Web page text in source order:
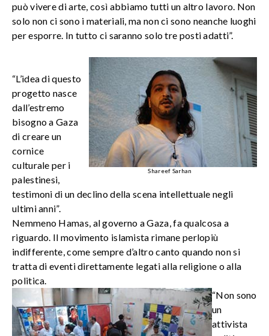
può vivere di arte, così abbiamo tutti un altro lavoro. Non
solo non ci sono i materiali, ma non ci sono neanche luoghi
per esporre. In tutto ci saranno solo tre posti adatti”.
Shareef Sarhan
“L’idea di questo
progetto nasce
dall’estremo
bisogno a Gaza
di creare un
cornice
culturale per i
palestinesi,
testimoni di un declino della scena intellettuale negli
ultimi anni”.
Nemmeno Hamas, al governo a Gaza, fa qualcosa a
riguardo. Il movimento islamista rimane perlopiù
indifferente, come sempre d’altro canto quando non si
tratta di eventi direttamente legati alla religione o alla
politica.
“Non sono
un
attivista